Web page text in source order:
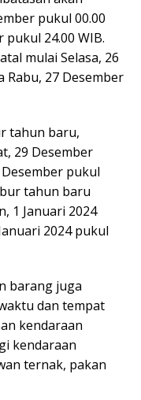
pukul 00.00
24.00 WIB.
mulai Selasa, 26
Rabu, 27 Desember
tahun baru,
29 Desember
pukul
tahun baru
1 Januari 2024
2024 pukul
barang juga
dan tempat
kendaraan
kendaraan
ternak, pakan